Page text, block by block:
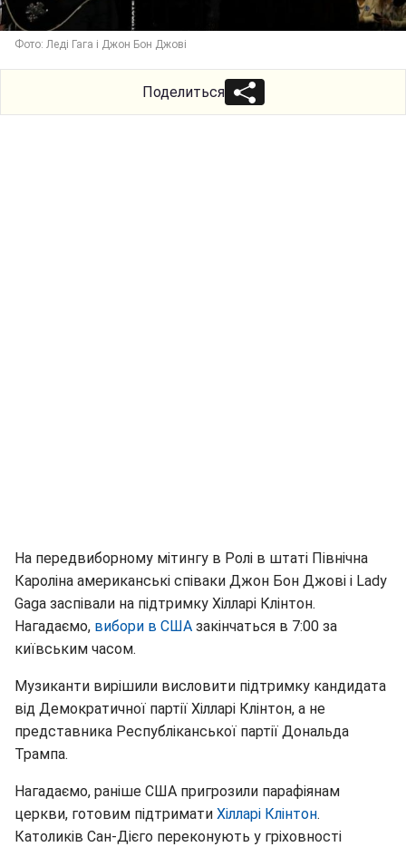
Фото: Леді Гага і Джон Бон Джові
Поделиться
На передвиборному мітингу в Ролі в штаті Північна
Кароліна американські співаки Джон Бон Джові і Lady
Gaga заспівали на підтримку Хілларі Клінтон.
Нагадаємо, вибори в США закінчаться в 7:00 за
київським часом.
Музиканти вирішили висловити підтримку кандидата
від Демократичної партії Хілларі Клінтон, а не
представника Республіканської партії Дональда
Трампа.
Нагадаємо, раніше США пригрозили парафіянам
церкви, готовим підтримати Хілларі Клінтон.
Католиків Сан-Дієго переконують у гріховності